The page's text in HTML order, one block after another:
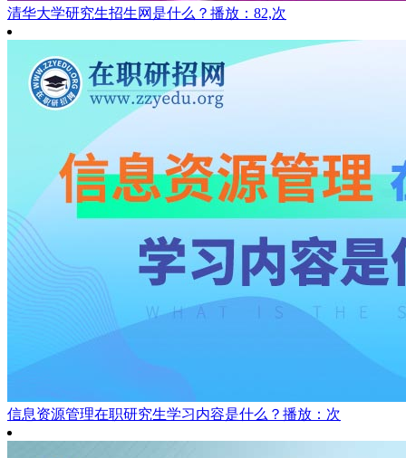
清华大学研究生招生网是什么？ 播放：82,次
信息资源管理在职研究生学习内容是什么？ 播放：次